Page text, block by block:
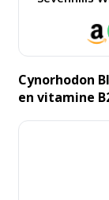
Cynorhodon
en vitamine